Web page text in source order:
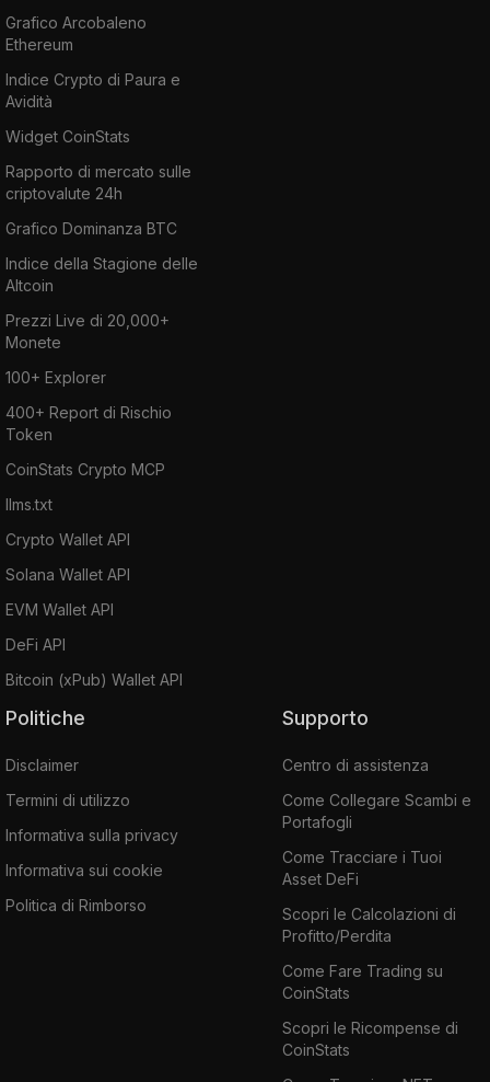
Grafico Arcobaleno
Ethereum
Indice Crypto di Paura e
Avidità
Widget CoinStats
Rapporto di mercato sulle
criptovalute 24h
Grafico Dominanza BTC
Indice della Stagione delle
Altcoin
Prezzi Live di 20,000+
Monete
100+ Explorer
400+ Report di Rischio
Token
CoinStats Crypto MCP
llms.txt
Crypto Wallet API
Solana Wallet API
EVM Wallet API
DeFi API
Bitcoin (xPub) Wallet API
Politiche
Disclaimer
Termini di utilizzo
Informativa sulla privacy
Informativa sui cookie
Politica di Rimborso
Supporto
Centro di assistenza
Come Collegare Scambi e
Portafogli
Come Tracciare i Tuoi
Asset DeFi
Scopri le Calcolazioni di
Profitto/Perdita
Come Fare Trading su
CoinStats
Scopri le Ricompense di
CoinStats